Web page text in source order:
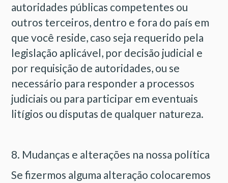
autoridades públicas competentes ou
outros terceiros, dentro e fora do país em
que você reside, caso seja requerido pela
legislação aplicável, por decisão judicial e
por requisição de autoridades, ou se
necessário para responder a processos
judiciais ou para participar em eventuais
litígios ou disputas de qualquer natureza.
8. Mudanças e alterações na nossa política
Se fizermos alguma alteração colocaremos